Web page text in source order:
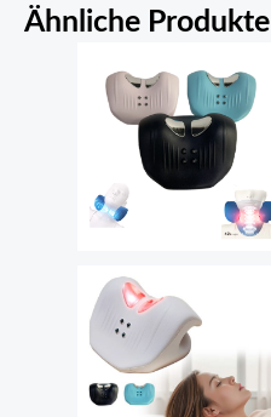
Ähnliche Produkte